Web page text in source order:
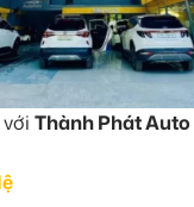
Thành Phát Auto